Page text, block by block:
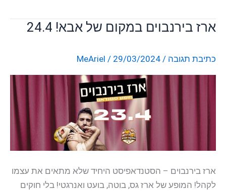
ארז בירנבוים במקום של אבא! 24.4
כתיבת תגובה /
MeAriel / 29/03/2024
ארז בירנבוים – הסטנדאפיסט היחיד שלא מתאים את עצמו
לקהל! המופע של ארז גס, בוטה, בועט ואנרגטי! בלי חוקים
ארז